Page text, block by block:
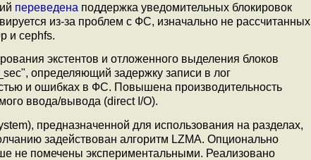
переведена поддержка уведомительных блокировок
из-за проблем с ФС, изначально не рассчитанных
и cephfs.
экстентов и отложенного выделения блоков
определяющий задержку записи в лог
и ошибках в ФС. Повышена производительность
ввода/вывода (direct I/O).
предназначенной для использования на разделах,
задействован алгоритм LZMA. Опционально
не помечены экспериментальными. Реализовано